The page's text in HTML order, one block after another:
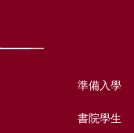
準備入學
書院學生